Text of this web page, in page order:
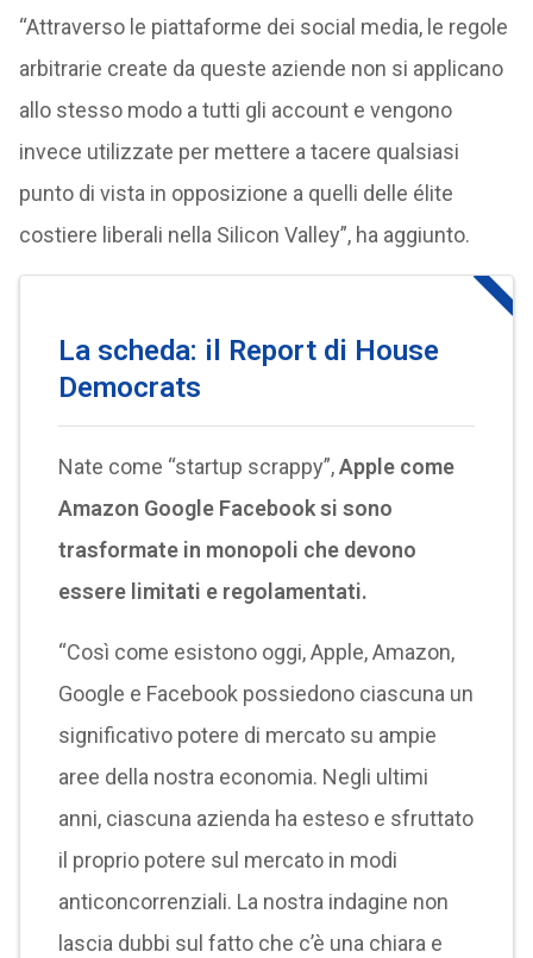
“Attraverso le piattaforme dei social media, le regole
arbitrarie create da queste aziende non si applicano
allo stesso modo a tutti gli account e vengono
invece utilizzate per mettere a tacere qualsiasi
punto di vista in opposizione a quelli delle élite
costiere liberali nella Silicon Valley”, ha aggiunto.
La scheda: il Report di House
Democrats
Nate come “startup scrappy”,Apple come
Amazon Google Facebook si sono
trasformate in monopoli che devono
essere limitati e regolamentati.
“Così come esistono oggi, Apple, Amazon,
Google e Facebook possiedono ciascuna un
significativo potere di mercato su ampie
aree della nostra economia. Negli ultimi
anni, ciascuna azienda ha esteso e sfruttato
il proprio potere sul mercato in modi
anticoncorrenziali. La nostra indagine non
lascia dubbi sul fatto che c’è una chiara e